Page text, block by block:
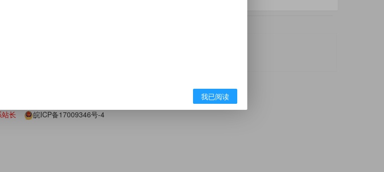
!内容的真实性、准确性和合法性请仔细考量，与本站无关，请知悉。
长
皖ICP备17009346号-4
我已阅读